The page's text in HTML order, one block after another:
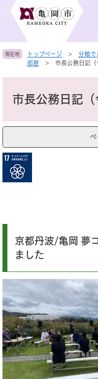
頭
す
飛
し
現在地 トップページ > 分類で
部屋
> 市長公務日記（
市長公務日記
ペ
京都丹波/亀岡 夢
ました